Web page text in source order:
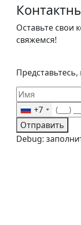
Оставьте свои
свяжемся!
+7
Отправить
Debug: